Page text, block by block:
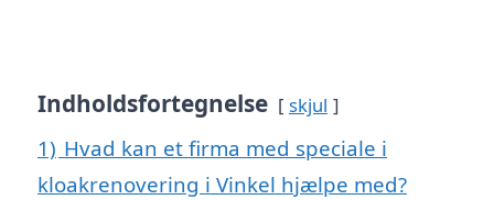
Indholdsfortegnelse skjul
1) Hvad kan et firma med speciale i
kloakrenovering i Vinkel hjælpe med?